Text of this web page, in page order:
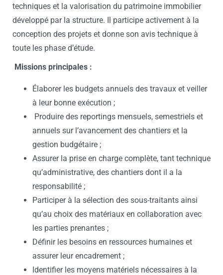
techniques et la valorisation du patrimoine immobilier
développé par la structure. Il participe activement à la
conception des projets et donne son avis technique à
toute les phase d’étude.
Missions principales :
Élaborer les budgets annuels des travaux et veiller
à leur bonne exécution ;
Produire des reportings mensuels, semestriels et
annuels sur l’avancement des chantiers et la
gestion budgétaire ;
Assurer la prise en charge complète, tant technique
qu’administrative, des chantiers dont il a la
responsabilité ;
Participer à la sélection des sous-traitants ainsi
qu’au choix des matériaux en collaboration avec
les parties prenantes ;
Définir les besoins en ressources humaines et
assurer leur encadrement ;
Identifier les moyens matériels nécessaires à la